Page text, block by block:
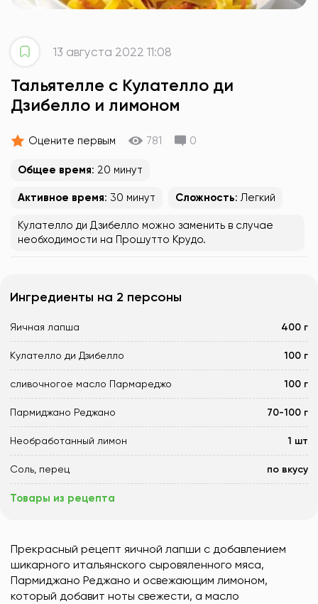
Прекрасный рецепт яичной лапши с добавлением
шикарного итальянского сыровяленного мяса,
Пармиджано Реджано и освежающим лимоном,
который добавит ноты свежести, а масло
13 августа 2022 11:08
Тальятелле с Кулателло ди
Дзибелло и лимоном
Оцените первым 781 0
Общее время: 20 минут
Активное время: 30 минут Сложность: Легкий
Кулателло ди Дзибелло можно заменить в случае
необходимости на Прошутто Крудо.
Ингредиенты на 2 персоны
Яичная лапша 400 г
Кулателло ди Дзибелло 100 г
сливочногое масло Пармареджо 100 г
Пармиджано Реджано 70-100 г
Необработанный лимон 1 шт
Соль, перец по вкусу
Товары из рецепта